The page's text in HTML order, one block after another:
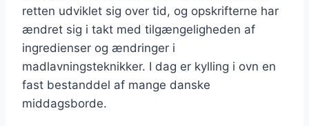
retten udviklet sig over tid, og opskrifterne har
ændret sig i takt med tilgængeligheden af
ingredienser og ændringer i
madlavningsteknikker. I dag er kylling i ovn en
fast bestanddel af mange danske
middagsborde.